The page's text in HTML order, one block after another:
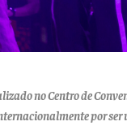
no Centro de
por